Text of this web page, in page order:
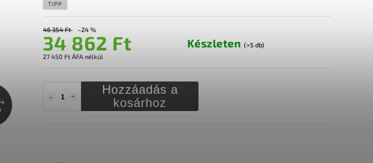
TIPP
46 354 Ft –24 %
34 862 Ft
27 450 Ft ÁFA nélkül
Készleten (>5 db)
Hozzáadás a
kosárhoz